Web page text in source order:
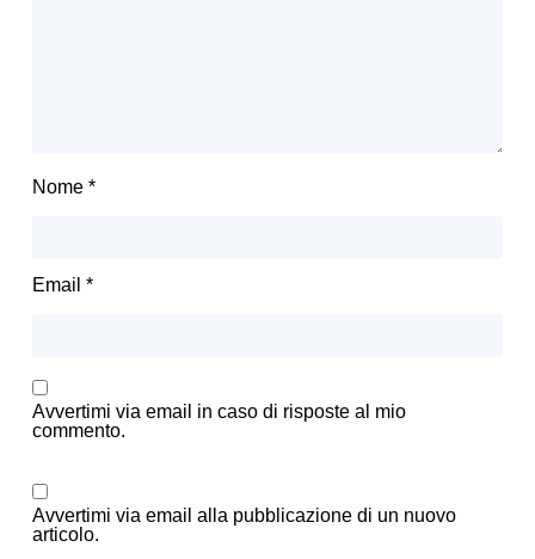
Nome *
Email *
Avvertimi via email in caso di risposte al mio
commento.
Avvertimi via email alla pubblicazione di un nuovo
articolo.